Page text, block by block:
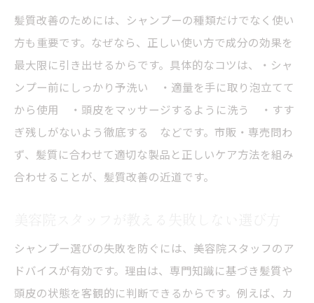
髪質改善のためには、シャンプーの種類だけでなく使い
方も重要です。なぜなら、正しい使い方で成分の効果を
最大限に引き出せるからです。具体的なコツは、・シャ
ンプー前にしっかり予洗い ・適量を手に取り泡立てて
から使用 ・頭皮をマッサージするように洗う ・すす
ぎ残しがないよう徹底する などです。市販・専売問わ
ず、髪質に合わせて適切な製品と正しいケア方法を組み
合わせることが、髪質改善の近道です。
シャンプー選びの失敗を防ぐには、美容院スタッフのア
ドバイスが有効です。理由は、専門知識に基づき髪質や
頭皮の状態を客観的に判断できるからです。例えば、カ